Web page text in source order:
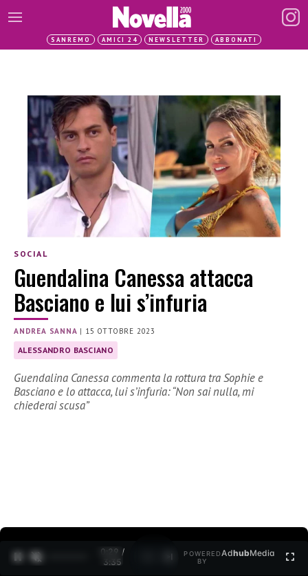
SANREMO AMICI 24 NEWSLETTER ABBONATI
SOCIAL
Guendalina Canessa attacca
Basciano e lui s’infuria
ANDREA SANNA | 15 OTTOBRE 2023
ALESSANDRO BASCIANO
Guendalina Canessa commenta la rottura tra Sophie e
Basciano e lo attacca, lui s’infuria: “Non sai nulla, mi
chiederai scusa”
0:30 /
3:35
POWERED
BY
AdhubMedia